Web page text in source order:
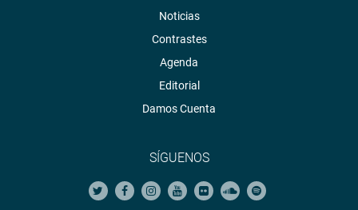
Noticias
Contrastes
Agenda
Editorial
Damos Cuenta
SÍGUENOS